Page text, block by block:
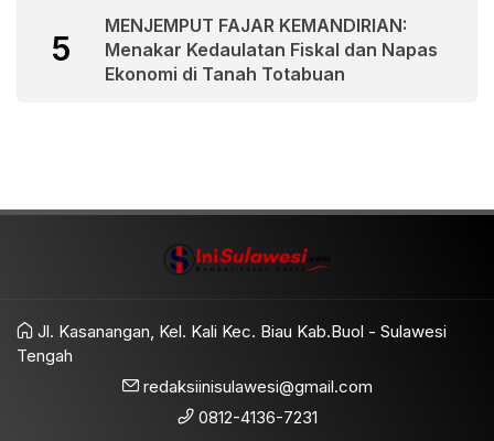
5
MENJEMPUT FAJAR KEMANDIRIAN:
Menakar Kedaulatan Fiskal dan Napas
Ekonomi di Tanah Totabuan
Jl. Kasanangan, Kel. Kali Kec. Biau Kab.Buol - Sulawesi
Tengah
redaksiinisulawesi@gmail.com
0812-4136-7231